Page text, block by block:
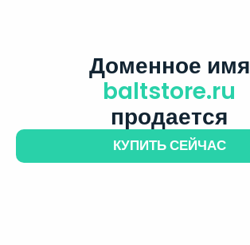
Доменное имя
baltstore.ru
продается
КУПИТЬ СЕЙЧАС